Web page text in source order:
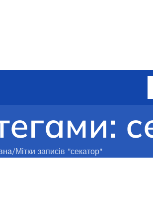
Мітки записів "секатор"